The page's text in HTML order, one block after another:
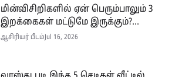
மின்விசிறிகளில் ஏன் பெரும்பாலும் 3
இறக்கைகள் மட்டுமே இருக்கும்?...
ஆசிரியர் பீடம்Jul 16, 2026